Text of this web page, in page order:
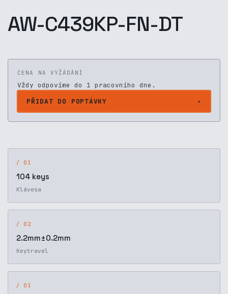
AW-C439KP-FN-DT
CENA NA VYŽÁDÁNÍ
Vždy odpovíme do 1 pracovního dne.
PŘIDAT DO POPTÁVKY
/ 01
104 keys
Klávesa
/ 02
2.2mm±0.2mm
Keytravel
/ 03